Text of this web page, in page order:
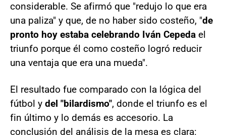
considerable. Se afirmó que "redujo lo que era
una paliza" y que, de no haber sido costeño, "de
pronto hoy estaba celebrando Iván Cepeda el
triunfo porque él como costeño logró reducir
una ventaja que era una mueda".
El resultado fue comparado con la lógica del
fútbol y del "bilardismo", donde el triunfo es el
fin último y lo demás es accesorio. La
conclusión del análisis de la mesa es clara: